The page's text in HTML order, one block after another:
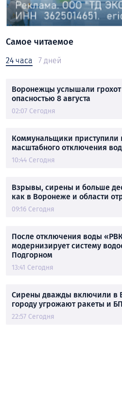
Самое читаемое
24 часа 7 дней
Воронежцы услышали
опасностью 8 августа
02:07 Сегодня
Коммунальщики приступили
масштабного отключения
10:44 Сегодня
Взрывы, сирены и больше
как в Воронеже и области
09:16 Сегодня
После отключения воды
модернизирует систему
Подгорном
13:41 Сегодня
Сирены дважды включили в
городу угрожают ракеты и
22:57 Сегодня